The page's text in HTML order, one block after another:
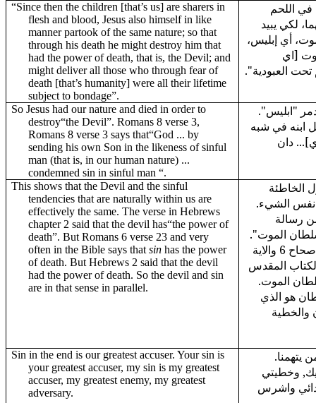
“Since then the children [that’s us] are sharers in
flesh and blood, Jesus also himself in like
manner partook of the same nature; so that
through his death he might destroy him that
had the power of death, that is, the Devil; and
might deliver all those who through fear of
death [that’s humanity] were all their lifetime
subject to bondage”.
في اللحم
لكي يبيد
أي إبليس،
[اي
تحت العبودية".
So Jesus had our nature and died in order to
destroy“the Devil”. Romans 8 verse 3,
Romans 8 verse 3 says that“God ... by
sending his own Son in the likeness of sinful
man (that is, in our human nature) ...
condemned sin in sinful man “.
"ابليس".
إذ أرسل ابنه في شبه
دان
This shows that the Devil and the sinful
tendencies that are naturally within us are
effectively the same. The verse in Hebrews
chapter 2 said that the devil has“the power of
death”. But Romans 6 verse 23 and very
often in the Bible says thatsin has the power
of death. But Hebrews 2 said that the devil
had the power of death. So the devil and sin
are in that sense in parallel.
الخاطئة
نفس الشيء.
رسالة
الموت".
الا ان رسالة رومية تقول في الاصحاح 6 والاية
المقدس
الموت.
الشيطان هو الذي
والخطية
Sin in the end is our greatest accuser. Your sin is
your greatest accuser, my sin is my greatest
accuser, my greatest enemy, my greatest
adversary.
يتهمنا.
وخطيتي
واشرس